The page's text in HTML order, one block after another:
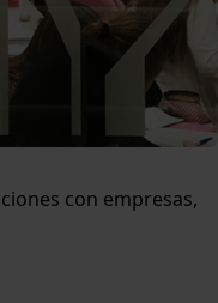
con empresas,